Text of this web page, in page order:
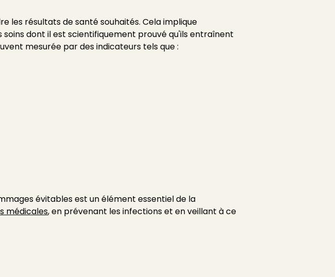
les résultats de santé souhaités. Cela implique
dont il est scientifiquement prouvé qu'ils entraînent
mesurée par des indicateurs tels que :
évitables est un élément essentiel de la
médicales, en prévenant les infections et en veillant à ce